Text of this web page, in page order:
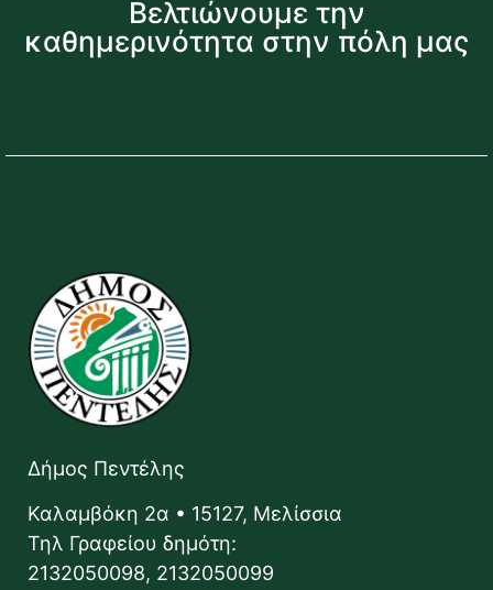
Βελτιώνουμε την
καθημερινότητα στην πόλη μας
Δήμος Πεντέλης
Καλαμβόκη 2α • 15127, Μελίσσια
Τηλ Γραφείου δημότη:
2132050098, 2132050099